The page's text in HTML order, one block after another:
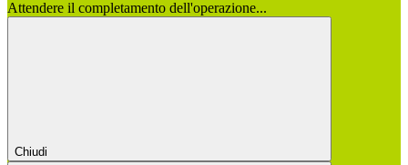
Attendere il completamento dell'operazione...
Chiudi